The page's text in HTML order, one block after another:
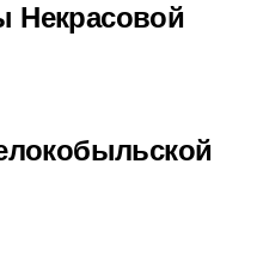
Некрасовой